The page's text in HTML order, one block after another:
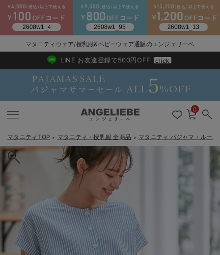
戻る
マタニティウェア全て
マタニティ ワンピース
マタニティ パンツ
マタニティ スカート
戻る
マタニティ 下着・インナー全て
授乳ブラ・マタニティブラ（マタニティインナー・産後用品）
マタニティ ショーツ
妊婦帯・腹帯・産前ガードル
戻る
授乳服全て
授乳ワンピース
授乳トップス
戻る
マタニティ フォーマル全て
マタニティ スーツ
マタニティ オフィス 通勤服
マタニティ ドレス（結婚式・お呼ばれ）
戻る
授乳用品全て
妊婦用 抱き枕・授乳クッション
授乳 ケープ
戻る
マタニティレッグウェア全て
マタニティストッキング・タイツ
マタニティレギンス
戻る
マタニティ ボディケア全て
妊娠線クリーム
戻る
アウトレット全て
【アウトレット】ワンピース
【アウトレット】トップス・授乳トップス
【アウトレット】ボトムス
戻る
特集全て
抗菌防臭加工
透け防止
見えてもカワイイ
戻る
再入荷全て
再入荷｜インナー
再入荷｜アウター トップス
【37周年祭セール】
【37周年祭セール】
【15℃】3月下旬～
【〜10℃】3月中旬
動きやすく着回しで
涼しくて可愛い「ワ
強撚スムース(コス
【おまとめ割】パジ
ジャケット派
きれいめトップス派
マタニティパジャマ
マタニティインナー
【オフィスカジュア
【オフィスカジュア
レギンスタイプ
パンツタイプ
【フォーマル】ワン
【フォーマル】ボト
【ベビー】長袖
【ベビー】半袖
2WAYオール
快適ウェア10%OFF
セットアップ・ レイ
Aライン ・フレアワ
〜3,000円（税込）
〜5,000円（税込）
薄くてあったか
綿混素材
入院してすぐ使うグ
赤ちゃんへ使うもの
【冬のあったか特集
【冬のあったか特集
マタニティウェア/授乳服&ベビーウェア通販のエンジェリーベ
2026/NewArrival
送料495円(一部地域を除く) 7,700円以上で送料無料
LINE お友達登録で500円OFF click
0
マタニティTOP ＞ マタニティ・授乳服 全商品 ＞ マタニティ パジャマ・ルーム
fairy（フェアリー）サラっと快適 綿100%ネグリジェ マタニテ
ィ・産後授乳パジャマ【出産後も長く使える】
M-L/在庫あり
M-L/在庫あり